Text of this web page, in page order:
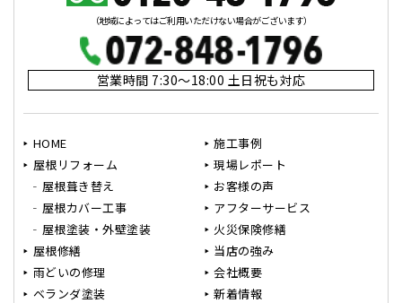
（地域によってはご利用いただけない場合がございます）
営業時間 7:30～18:00 土日祝も対応
HOME
屋根リフォーム
屋根葺き替え
屋根カバー工事
屋根塗装・外壁塗装
屋根修繕
雨どいの修理
ベランダ塗装
施工事例
現場レポート
お客様の声
アフターサービス
火災保険修繕
当店の強み
会社概要
新着情報